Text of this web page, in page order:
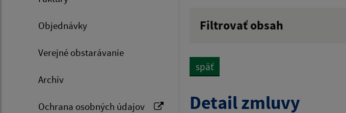
Objednávky
Verejné obstarávanie
Archív
Ochrana osobných údajov
Filtrovať obsah
späť
Detail zmluvy